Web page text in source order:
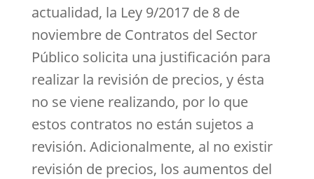
actualidad, la Ley 9/2017 de 8 de
noviembre de Contratos del Sector
Público solicita una justificación para
realizar la revisión de precios, y ésta
no se viene realizando, por lo que
estos contratos no están sujetos a
revisión. Adicionalmente, al no existir
revisión de precios, los aumentos del